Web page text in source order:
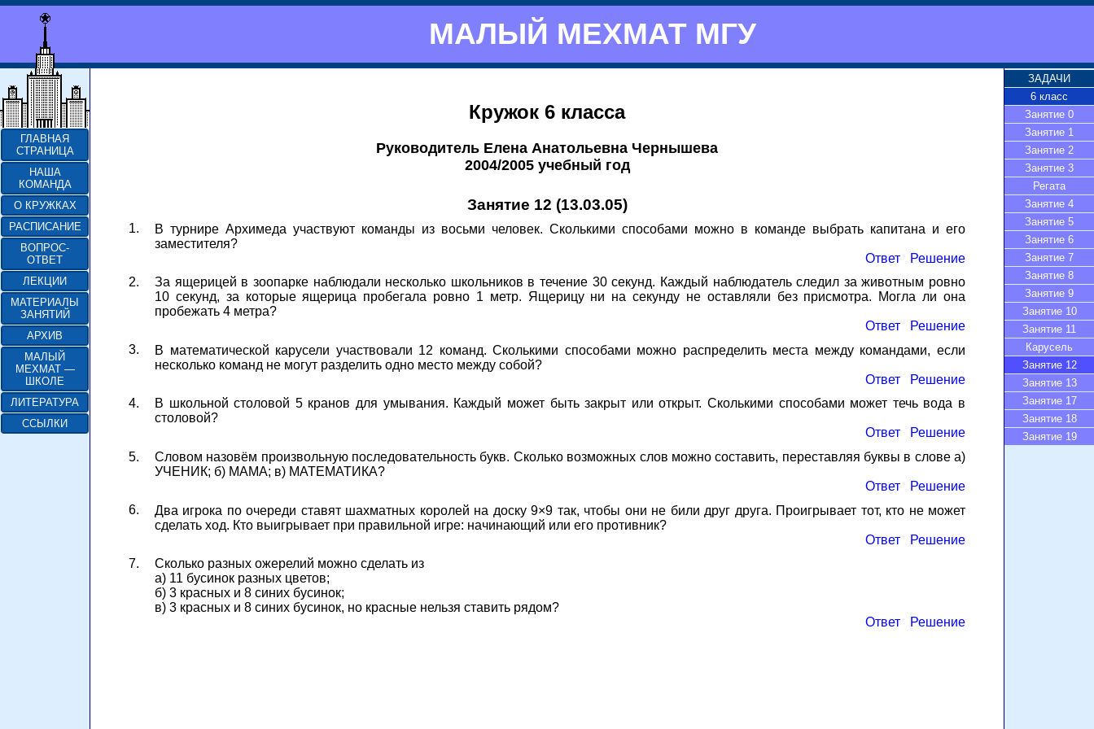
МАЛЫЙ МЕХМАТ МГУ
ГЛАВНАЯ
СТРАНИЦА
НАША
КОМАНДА
О КРУЖКАХ
РАСПИСАНИЕ
ВОПРОС-
ОТВЕТ
ЛЕКЦИИ
МАТЕРИАЛЫ
ЗАНЯТИЙ
АРХИВ
МАЛЫЙ
МЕХМАТ —
ШКОЛЕ
ЛИТЕРАТУРА
ССЫЛКИ
Кружок 6 класса
Руководитель Елена Анатольевна Чернышева
2004/2005 учебный год
Занятие 12 (13.03.05)
1.
В турнире Архимеда участвуют команды из восьми человек. Сколькими способами можно в команде выбрать капитана и его
заместителя?
Ответ
Решение
2.
За ящерицей в зоопарке наблюдали несколько школьников в течение 30 секунд. Каждый наблюдатель следил за животным ровно
10 секунд, за которые ящерица пробегала ровно 1 метр. Ящерицу ни на секунду не оставляли без присмотра. Могла ли она
пробежать 4 метра?
Ответ
Решение
3.
В математической карусели участвовали 12 команд. Сколькими способами можно распределить места между командами, если
несколько команд не могут разделить одно место между собой?
Ответ
Решение
4.
В школьной столовой 5 кранов для умывания. Каждый может быть закрыт или открыт. Сколькими способами может течь вода в
столовой?
Ответ
Решение
5.
Словом назовём произвольную последовательность букв. Сколько возможных слов можно составить, переставляя буквы в слове а)
УЧЕНИК; б) МАМА; в) МАТЕМАТИКА?
Ответ
Решение
6.
Два игрока по очереди ставят шахматных королей на доску 9×9 так, чтобы они не били друг друга. Проигрывает тот, кто не может
сделать ход. Кто выигрывает при правильной игре: начинающий или его противник?
Ответ
Решение
7.
Сколько разных ожерелий можно сделать из
а) 11 бусинок разных цветов;
б) 3 красных и 8 синих бусинок;
в) 3 красных и 8 синих бусинок, но красные нельзя ставить рядом?
Ответ
Решение
ЗАДАЧИ
6 класс
Занятие 0
Занятие 1
Занятие 2
Занятие 3
Регата
Занятие 4
Занятие 5
Занятие 6
Занятие 7
Занятие 8
Занятие 9
Занятие 10
Занятие 11
Карусель
Занятие 12
Занятие 13
Занятие 17
Занятие 18
Занятие 19